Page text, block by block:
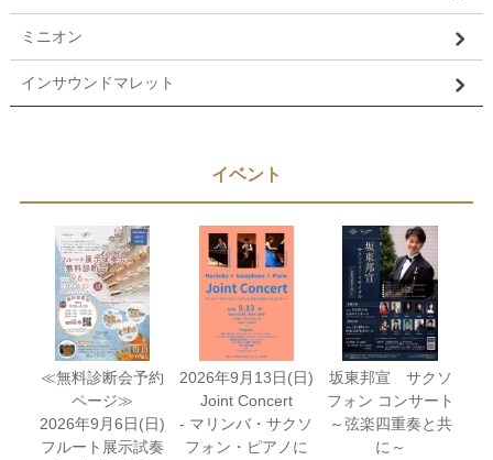
ミニオン
インサウンドマレット
イベント
≪無料診断会予約
ページ≫
2026年9月6日(日)
フルート展示試奏
2026年9月13日(日)
Joint Concert
- マリンバ・サクソ
フォン・ピアノに
坂東邦宣 サクソ
フォン コンサート
～弦楽四重奏と共
に～